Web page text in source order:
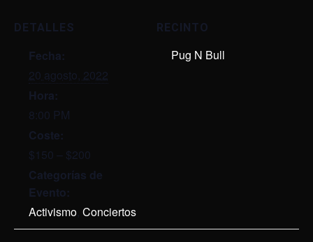
DETALLES
Fecha:
20 agosto, 2022
Hora:
8:00 PM
Coste:
$150 – $200
Categorías de
Evento:
Activismo, Conciertos
RECINTO
Pug N Bull